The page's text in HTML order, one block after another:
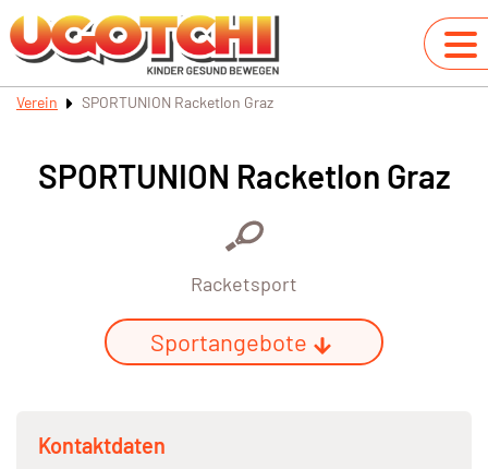
Verein SPORTUNION Racketlon Graz
SPORTUNION Racketlon Graz
Racketsport
Sportangebote
Kontaktdaten